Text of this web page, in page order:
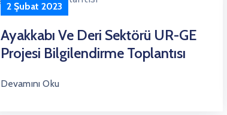
2 Şubat 2023
Ayakkabı Ve Deri Sektörü UR-GE
Projesi Bilgilendirme Toplantısı
Devamını Oku